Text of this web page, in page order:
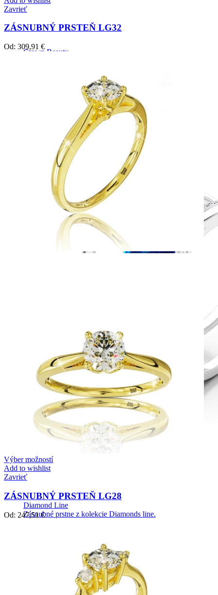
Crown Beauty
Diamond Line
Zásnubné prstne z kolekcie Diamonds line.
Zavrieť
ZÁSNUBNÝ PRSTEŇ LG32
Od: 309,91 €
Výber možností
Add to wishlist
Zavrieť
ZÁSNUBNÝ PRSTEŇ LG28
Od: 247,51€